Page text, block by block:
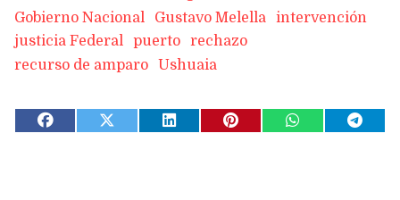
Gobierno Nacional
Gustavo Melella
intervención
justicia Federal
puerto
rechazo
recurso de amparo
Ushuaia